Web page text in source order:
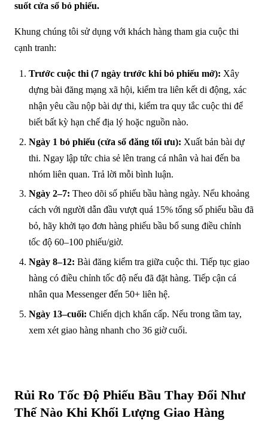
suốt cửa sổ bỏ phiếu.
Khung chúng tôi sử dụng với khách hàng tham gia cuộc thi
cạnh tranh:
Trước cuộc thi (7 ngày trước khi bỏ phiếu mở): Xây
dựng bài đăng mạng xã hội, kiểm tra liên kết di động, xác
nhận yêu cầu nộp bài dự thi, kiểm tra quy tắc cuộc thi để
biết bất kỳ hạn chế địa lý hoặc nguồn nào.
Ngày 1 bỏ phiếu (cửa sổ đăng tối ưu): Xuất bản bài dự
thi. Ngay lập tức chia sẻ lên trang cá nhân và hai đến ba
nhóm liên quan. Trả lời mỗi bình luận.
Ngày 2–7: Theo dõi số phiếu bầu hàng ngày. Nếu khoảng
cách với người dẫn đầu vượt quá 15% tổng số phiếu bầu đã
bỏ, hãy khởi tạo đơn hàng phiếu bầu bổ sung điều chỉnh
tốc độ 60–100 phiếu/giờ.
Ngày 8–12: Bài đăng kiểm tra giữa cuộc thi. Tiếp tục giao
hàng có điều chỉnh tốc độ nếu đã đặt hàng. Tiếp cận cá
nhân qua Messenger đến 50+ liên hệ.
Ngày 13–cuối: Chiến dịch khẩn cấp. Nếu trong tầm tay,
xem xét giao hàng nhanh cho 36 giờ cuối.
Rủi Ro Tốc Độ Phiếu Bầu Thay Đổi Như
Thế Nào Khi Khối Lượng Giao Hàng